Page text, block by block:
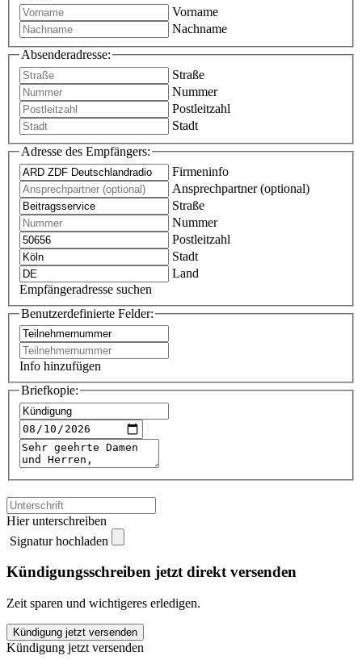
Vorname
Nachname
Absenderadresse:
Straße
Nummer
Postleitzahl
Stadt
Adresse des Empfängers:
Firmeninfo
Ansprechpartner (optional)
Straße
Nummer
Postleitzahl
Stadt
Land
Empfängeradresse suchen
Benutzerdefinierte Felder:
Info hinzufügen
Briefkopie:
Hier unterschreiben
Signatur hochladen
Kündigungsschreiben jetzt direkt versenden
Zeit sparen und wichtigeres erledigen.
GEZ
kündigen
Kündigung jetzt versenden
Kündigung jetzt versenden